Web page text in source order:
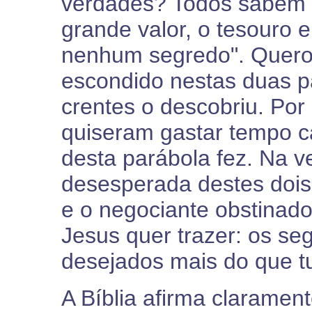
grande valor, o tesouro
nenhum segredo".
escondido nestas duas
crentes o descobriu.
quiseram gastar tempo
desta parábola fez. Na
desesperada destes
e o negociante
Jesus quer trazer: os
desejados mais do que
A Bíblia afirma